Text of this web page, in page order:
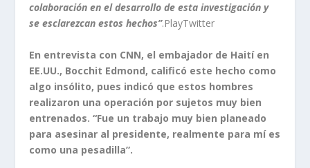
colaboración en el desarrollo de esta investigación y
se esclarezcan estos hechos”.PlayTwitter
En entrevista con CNN, el embajador de Haití en
EE.UU., Bocchit Edmond, calificó este hecho como
algo insólito, pues indicó que estos hombres
realizaron una operación por sujetos muy bien
entrenados. “Fue un trabajo muy bien planeado
para asesinar al presidente, realmente para mí es
como una pesadilla”.